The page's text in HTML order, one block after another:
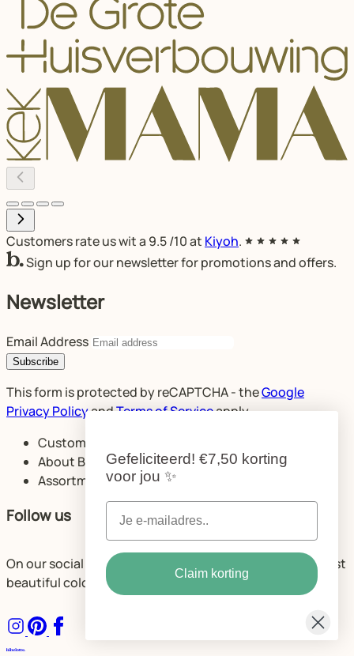
Customers rate us wit a 9.5/10 at Kiyoh.
Sign up for our newsletter for promotions and offers.
Newsletter
Email Address
Subscribe
This form is protected by reCAPTCHA - theGoogle
Privacy PolicyandTerms of Serviceapply.
Customer service
About Bibelotte
Assortment
Follow us
On our social media, we share plenty of ideas for the most
beautiful color combinations and spaces.
Gefeliciteerd! €7,50 korting
voor jou ✨
Claim korting